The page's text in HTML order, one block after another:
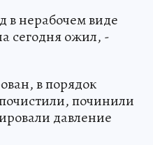
в нерабочем виде
сегодня ожил, -
в порядок
починили
давление